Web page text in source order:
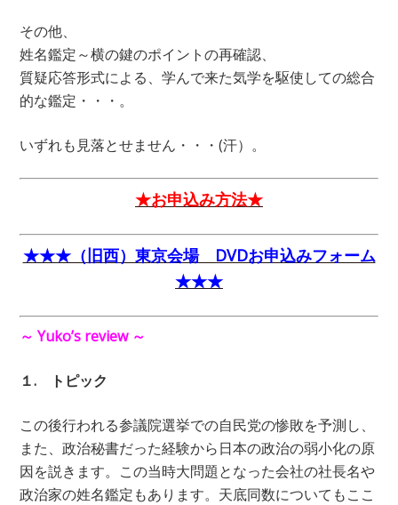
その他、
姓名鑑定～横の鍵のポイントの再確認、
質疑応答形式による、学んで来た気学を駆使しての総合
的な鑑定・・・。
いずれも見落とせません・・・(汗）。
★お申込み方法★
★★★（旧西）東京会場 DVDお申込みフォーム
★★★
～ Yuko’s review ～
１. トピック
この後行われる参議院選挙での自民党の惨敗を予測し、
また、政治秘書だった経験から日本の政治の弱小化の原
因を説きます。この当時大問題となった会社の社長名や
政治家の姓名鑑定もあります。天底同数についてもここ